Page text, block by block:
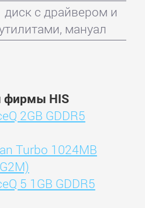
диск с драйвером и
мануал
фирмы HIS
2GB GDDR5
Turbo 1024MB
5 1GB GDDR5